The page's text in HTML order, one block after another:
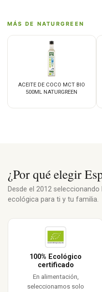
MÁS DE NATURGREEN
ACEITE DE COCO MCT BIO
500ML NATURGREEN
¿Por qué elegir
Desde el 2012
ecológica para ti y tu familia.
100% Ecológico
certificado
En alimentación,
seleccionamos solo